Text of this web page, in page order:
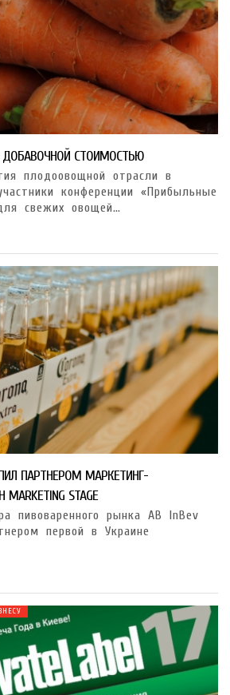
СТОИМОСТЬЮ
плодоовощной отрасли в
конференции «Прибыльные
свежих овощей…
ПАРТНЕРОМ МАРКЕТИНГ-
STAGE
пивоваренного рынка AB InBev
первой в Украине